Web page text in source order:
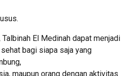
El Medinah dapat menjadi
bagi siapa saja yang
maupun orang dengan aktivitas